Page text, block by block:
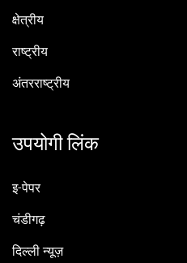
क्षेत्रीय
राष्ट्रीय
अंतरराष्ट्रीय
उपयोगी लिंक
इ-पेपर
चंडीगढ़
दिल्ली न्यूज़